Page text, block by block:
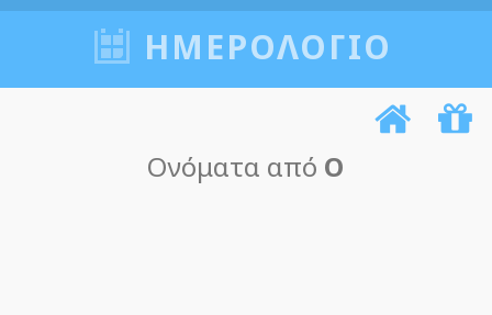
ΗΜΕΡΟΛΟΓΙΟ
Ονόματα από Ο